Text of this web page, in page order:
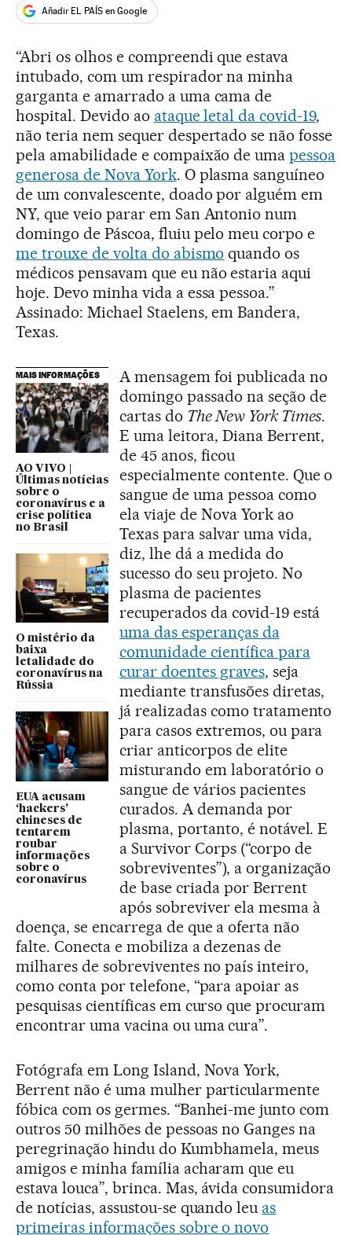
Añadir EL PAÍS en Google
“Abri os olhos e compreendi que estava
intubado, com um respirador na minha
garganta e amarrado a uma cama de
hospital. Devido ao ataque letal da covid-19,
não teria nem sequer despertado se não fosse
pela amabilidade e compaixão de umapessoa
generosa de Nova York. O plasma sanguíneo
de um convalescente, doado por alguém em
NY, que veio parar em San Antonio num
domingo de Páscoa, fluiu pelo meu corpo e
me trouxe de volta do abismo quando os
médicos pensavam que eu não estaria aqui
hoje. Devo minha vida a essa pessoa.”
Assinado: Michael Staelens, em Bandera,
Texas.
MAIS INFORMAÇÕES
AO VIVO |
Últimas notícias
sobre o
coronavírus e a
crise política
no Brasil
O mistério da
baixa
letalidade do
coronavírus na
Rússia
EUA acusam
‘hackers’
chineses de
tentarem
roubar
informações
sobre o
coronavírus
A mensagem foi publicada no
domingo passado na seção de
cartas do The New York Times.
E uma leitora, Diana Berrent,
de 45 anos, ficou
especialmente contente. Que o
sangue de uma pessoa como
ela viaje de Nova York ao
Texas para salvar uma vida,
diz, lhe dá a medida do
sucesso do seu projeto. No
plasma de pacientes
recuperados da covid-19 está
uma das esperanças da
comunidade científica para
curar doentes graves, seja
mediante transfusões diretas,
já realizadas como tratamento
para casos extremos, ou para
criar anticorpos de elite
misturando em laboratório o
sangue de vários pacientes
curados. A demanda por
plasma, portanto, é notável. E
a Survivor Corps (“corpo de
sobreviventes”), a organização
de base criada por Berrent
após sobreviver ela mesma à
doença, se encarrega de que a oferta não
falte. Conecta e mobiliza a dezenas de
milhares de sobreviventes no país inteiro,
como conta por telefone, “para apoiar as
pesquisas científicas em curso que procuram
encontrar uma vacina ou uma cura”.
Fotógrafa em Long Island, Nova York,
Berrent não é uma mulher particularmente
fóbica com os germes. “Banhei-me junto com
outros 50 milhões de pessoas no Ganges na
peregrinação hindu do Kumbhamela, meus
amigos e minha família acharam que eu
estava louca”, brinca. Mas, ávida consumidora
de notícias, assustou-se quando leu as
primeiras informações sobre o novo